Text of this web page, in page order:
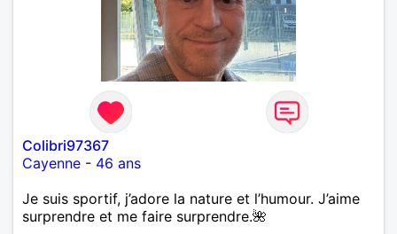
Colibri97367
Cayenne - 46 ans
Je suis sportif, j’adore la nature et l’humour. J’aime
surprendre et me faire surprendre.🌺